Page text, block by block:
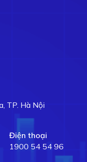
TP. Hà Nội
Điện thoại
1900 54 54 96